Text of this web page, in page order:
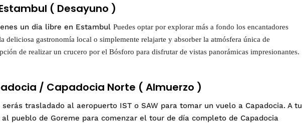
( Desayuno )
un dia libre en Estambul Puedes optar por explorar más a fondo los encantadores
deliciosa gastronomía local o simplemente relajarte y absorber la atmósfera única de
de realizar un crucero por el Bósforo para disfrutar de vistas panorámicas impresionantes.
/ Capadocia Norte ( Almuerzo )
trasladado al aeropuerto IST o SAW para tomar un vuelo a Capadocia. A tu
pueblo de Goreme para comenzar el tour de día completo de Capadocia